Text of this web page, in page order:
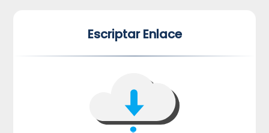
Escriptar Enlace
VUVORmRFeFRNVlJrUjBZd1kza3dkRkJuUFQwPQ==